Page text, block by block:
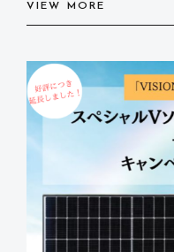
VIEW MORE